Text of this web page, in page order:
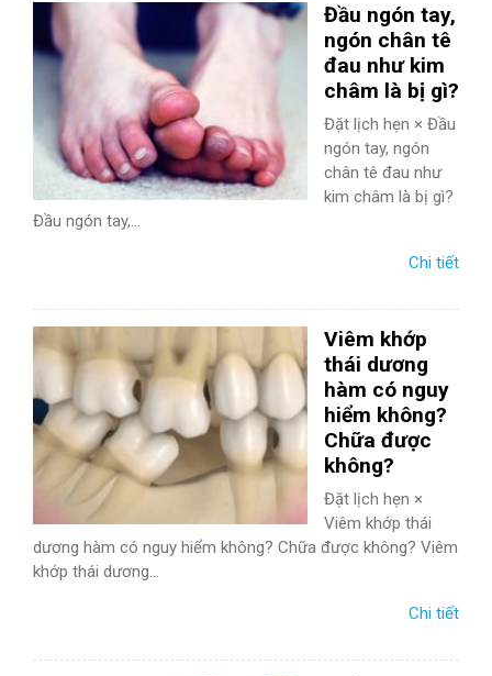
DA LIỄU THẨM MỸ
Đầu ngón tay,
ngón chân tê
đau như kim
châm là bị gì?
Đặt lịch hẹn × Đầu
ngón tay, ngón
chân tê đau như
kim châm là bị gì?
Đầu ngón tay,...
Chi tiết
Viêm khớp
thái dương
hàm có nguy
hiểm không?
Chữa được
không?
Đặt lịch hẹn ×
Viêm khớp thái
dương hàm có nguy hiểm không? Chữa được không? Viêm
khớp thái dương...
Chi tiết